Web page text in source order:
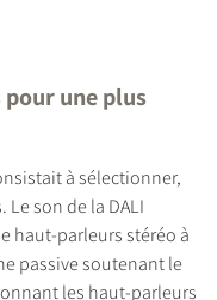
une plus
à sélectionner,
son de la DALI
haut-parleurs stéréo à
passive soutenant le
les haut-parleurs
en
site Web.